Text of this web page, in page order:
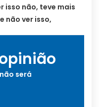
isso não, teve mais
não ver isso,
será